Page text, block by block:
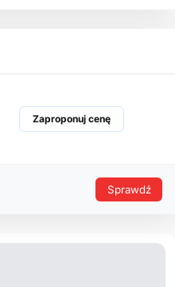
Zaproponuj cenę
Sprawdź